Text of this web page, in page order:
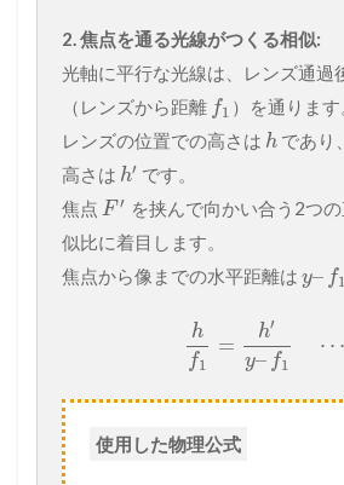
2. 焦点を通る光線がつくる相似:
光軸に平行な光線は、レンズ通過
（レンズから距離 f1 ）を通ります
レンズの位置での高さは h であり
高さは h′ です。
焦点 F ′ を挟んで向かい合う2つ
似比に着目します。
焦点から像までの水平距離は y– f1
h
f1
=
h′
y– f1
⋯
使用した物理公式